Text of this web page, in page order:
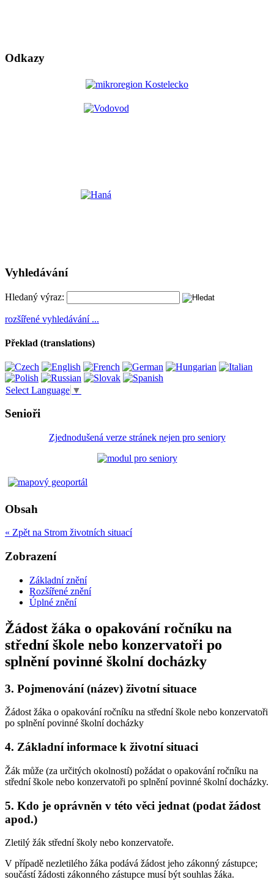
Odkazy
Vyhledávání
Hledaný výraz:
rozšířené vyhledávání ...
Překlad (translations)
Select Language ▼
Senioři
Zjednodušená verze stránek nejen pro seniory
Obsah
« Zpět na Strom životních situací
Zobrazení
Základní znění
Rozšířené znění
Úplné znění
Žádost žáka o opakování ročníku na
střední škole nebo konzervatoři po
splnění povinné školní docházky
3. Pojmenování (název) životní situace
Žádost žáka o opakování ročníku na střední škole nebo konzervatoři
po splnění povinné školní docházky
4. Základní informace k životní situaci
Žák může (za určitých okolností) požádat o opakování ročníku na
střední škole nebo konzervatoři po splnění povinné školní docházky.
5. Kdo je oprávněn v této věci jednat (podat žádost
apod.)
Zletilý žák střední školy nebo konzervatoře.
V případě nezletilého žáka podává žádost jeho zákonný zástupce;
součástí žádosti zákonného zástupce musí být souhlas žáka.